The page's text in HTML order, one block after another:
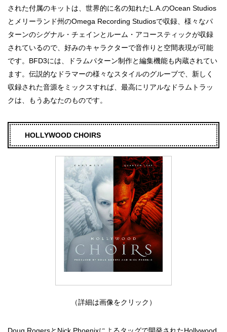
された付属のキットは、世界的に名の知れたL.A.のOcean Studios
とメリーランド州のOmega Recording Studiosで収録、様々なパ
ターンのシグナル・チェインとルーム・アコースティックが収録
されているので、好みのキャラクターで音作りと空間表現が可能
です。BFD3には、ドラムパターン制作と編集機能も内蔵されてい
ます。伝説的なドラマーの様々なスタイルのグルーブで、新しく
収録された音源をミックスすれば、最高にリアルなドラムトラッ
クは、もうあなたのものです。
HOLLYWOOD CHOIRS
（詳細は画像をクリック）